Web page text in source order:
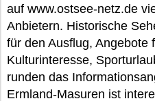
auf www.ostsee-netz.de
Anbietern. Historische
für den Ausflug, Angebote
Kulturinteresse,
runden das
Ermland-Masuren ist